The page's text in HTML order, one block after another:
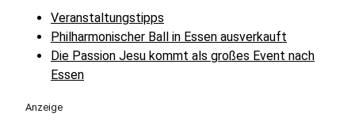
Veranstaltungstipps
Philharmonischer Ball in Essen ausverkauft
Die Passion Jesu kommt als großes Event nach
Essen
Anzeige